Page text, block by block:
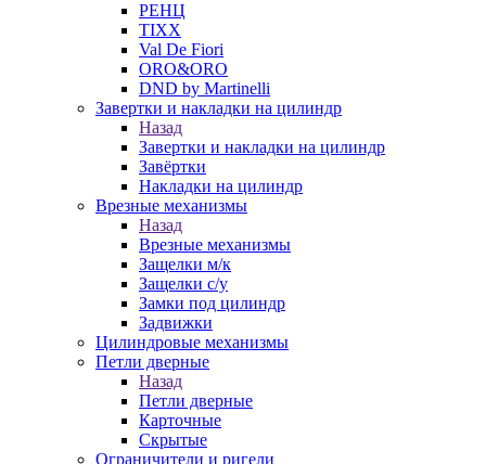
РЕНЦ
TIXX
Val De Fiori
ORO&ORO
DND by Martinelli
Завертки и накладки на цилиндр
Назад
Завертки и накладки на цилиндр
Завёртки
Накладки на цилиндр
Врезные механизмы
Назад
Врезные механизмы
Защелки м/к
Защелки с/у
Замки под цилиндр
Задвижки
Цилиндровые механизмы
Петли дверные
Назад
Петли дверные
Карточные
Скрытые
Ограничители и ригели